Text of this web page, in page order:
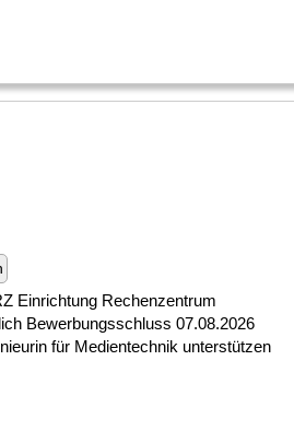
Einrichtung Rechenzentrum
Bewerbungsschluss 07.08.2026
für Medientechnik unterstützen